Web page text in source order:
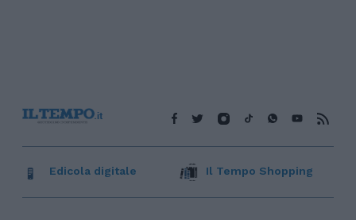
Edicola digitale Il Tempo Shopping